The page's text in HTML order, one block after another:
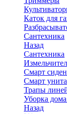
Каток для
Сантехника
Назад
Сантехника
Смарт
Смарт
Трапы
Уборка дома
Назад